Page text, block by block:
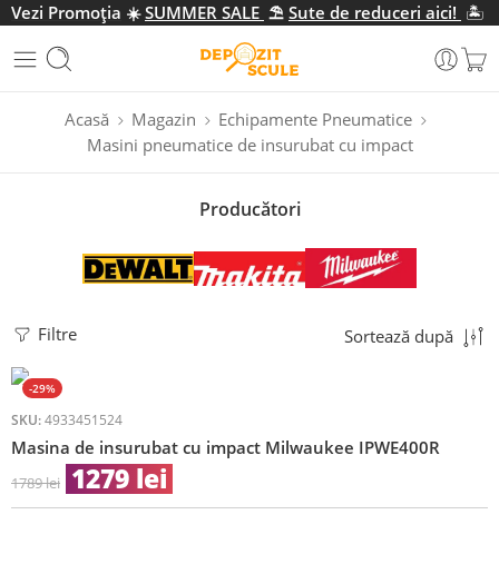
Vezi Promoția ☀️SUMMER SALE ⛱️ Sute de reduceri aici! 🏝️
Acasă Magazin
Echipamente Pneumatice
Masini pneumatice de insurubat cu impact
Producători
Filtre Sortează după
-29%
SKU: 4933451524
Masina de insurubat cu impact Milwaukee IPWE400R
1789lei 1279 lei